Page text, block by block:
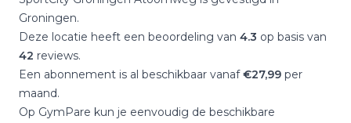
Groningen.
Deze locatie heeft een beoordeling van 4.3 op basis van
42 reviews.
Een abonnement is al beschikbaar vanaf€27,99 per
maand.
Op GymPare kun je eenvoudig de beschikbare